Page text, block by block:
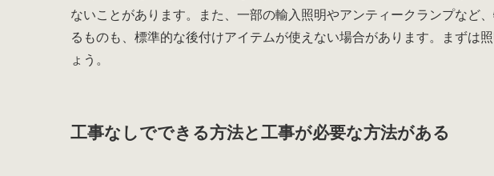
ないことがあります。また、一部の輸入照明やアンティークランプなど
るものも、標準的な後付けアイテムが使えない場合があります。まずは
ょう。
工事なしでできる方法と工事が必要な方法がある